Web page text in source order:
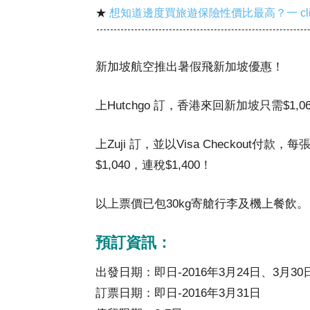
★ 想知道邊度買旅遊保險性價比最高？一
新加坡航空推出暑假飛新加坡優惠！
上Hutchgo 訂，香港來回新加坡只需
上Zuji 訂，並以Visa Checkout付款，每
$1,040，連稅$1,400！
以上票價已包30kg寄艙行李及機上餐飲。
預訂資訊：
出發日期：即日-2016年3月24日、3月
訂票日期：即日-2016年3月31日